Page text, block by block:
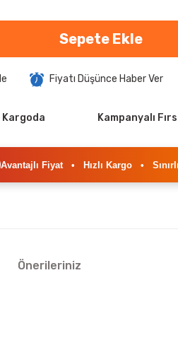
Sepete Ekle
Fiyatı Düşünce Haber Ver
Kargoda Kampanyalı
Avantajlı Fiyat • Hızlı Kargo •
Önerileriniz